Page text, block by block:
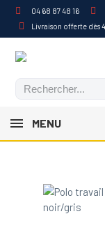
04 68 87 48 16
Livraison offerte dès
MENU